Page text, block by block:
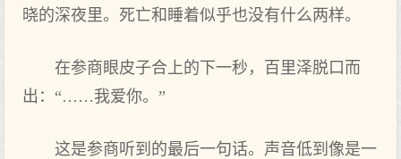
晓的深夜里。死亡和睡着似乎也没有什么两样。
在参商眼皮子合上的下一秒，百里泽脱口而
出：“……我爱你。”
这是参商听到的最后一句话。声音低到像是一